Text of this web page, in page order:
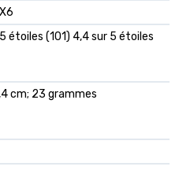
étoiles (101) 4,4 sur 5 étoiles
cm; 23 grammes